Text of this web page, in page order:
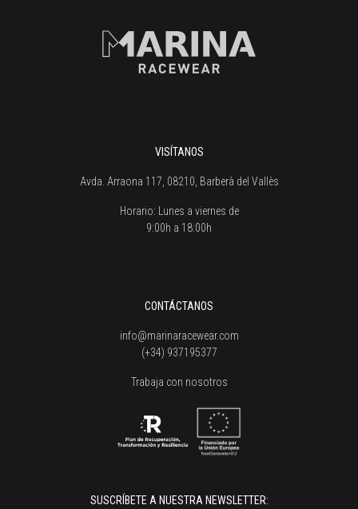
VISÍTANOS
Avda. Arraona 117, 08210, Barberà del Vallès
Horario: Lunes a viernes de
9:00h a 18:00h
CONTÁCTANOS
info@marinaracewear.com
(+34) 937195377
Trabaja con nosotros
SUSCRÍBETE A NUESTRA NEWSLETTER: